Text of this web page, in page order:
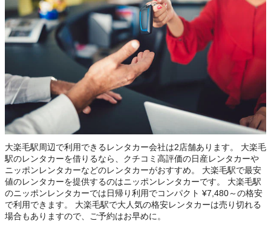
大楽毛駅周辺で利用できるレンタカー会社は2店舗あります。 大楽毛
駅のレンタカーを借りるなら、クチコミ高評価の日産レンタカーや
ニッポンレンタカーなどのレンタカーがおすすめ。 大楽毛駅で最安
値のレンタカーを提供するのはニッポンレンタカーです。 大楽毛駅
のニッポンレンタカーでは日帰り利用でコンパクト ¥7,480～の格安
で利用できます。 大楽毛駅で大人気の格安レンタカーは売り切れる
場合もありますので、ご予約はお早めに。